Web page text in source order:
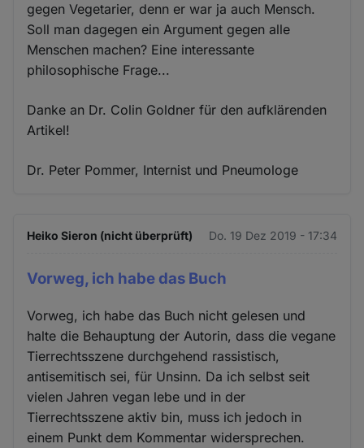
gegen Vegetarier, denn er war ja auch Mensch.
Soll man dagegen ein Argument gegen alle
Menschen machen? Eine interessante
philosophische Frage...
Danke an Dr. Colin Goldner für den aufklärenden
Artikel!
Dr. Peter Pommer, Internist und Pneumologe
Heiko Sieron (nicht überprüft) Do. 19 Dez 2019 - 17:34
Vorweg, ich habe das Buch
Vorweg, ich habe das Buch nicht gelesen und
halte die Behauptung der Autorin, dass die vegane
Tierrechtsszene durchgehend rassistisch,
antisemitisch sei, für Unsinn. Da ich selbst seit
vielen Jahren vegan lebe und in der
Tierrechtsszene aktiv bin, muss ich jedoch in
einem Punkt dem Kommentar widersprechen.